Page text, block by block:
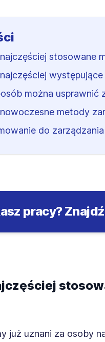
stosowane
można usprawnić
metody
do
pracy?Znajdź
już uznani za osoby